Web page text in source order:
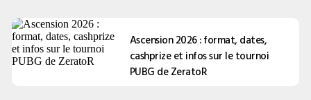
Ascension 2026 : format, dates,
cashprize et infos sur le tournoi
PUBG de ZeratoR